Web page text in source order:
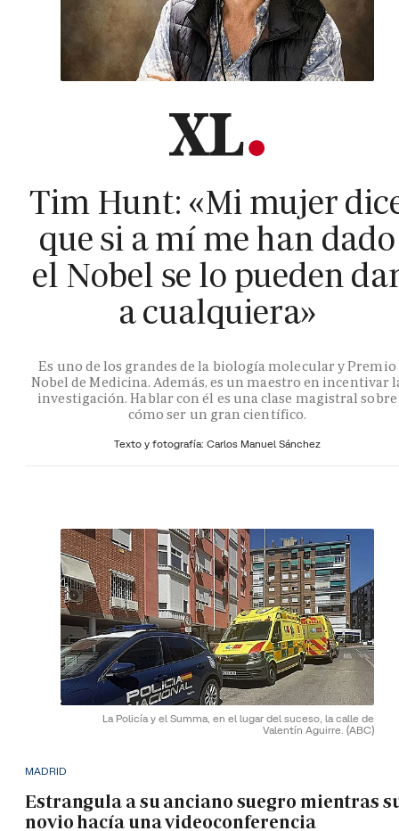
Tim Hunt: «Mi mujer
que si a mí me han dado
el Nobel se lo pueden
a cualquiera»
Es uno de los grandes de la biología molecular y Premio
Nobel de Medicina. Además, es un maestro en incentivar
investigación. Hablar con él es una clase magistral sobre
cómo ser un gran científico.
Texto y fotografía: Carlos Manuel Sánchez
La Policía y el Summa, en el lugar del suceso, la calle de
Valentín Aguirre. (ABC)
MADRID
Estrangula a su anciano suegro mientras
novio hacía una videoconferencia